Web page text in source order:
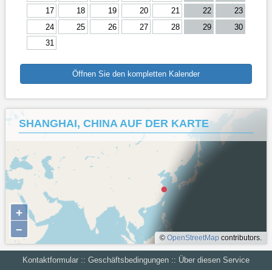
17
18 19 20 21 22
23
24
25 26 27 28 29
30
31
Öffnen Sie den kompletten Kalender
SHANGHAI, CHINA AUF DER KARTE
+
–
© OpenStreetMap contributors.
Kontaktformular :: Geschäftsbedingungen :: Über diesen Service